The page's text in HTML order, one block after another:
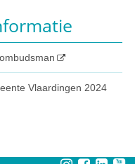
Vlaardingen 2024